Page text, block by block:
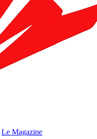
Le Magazine